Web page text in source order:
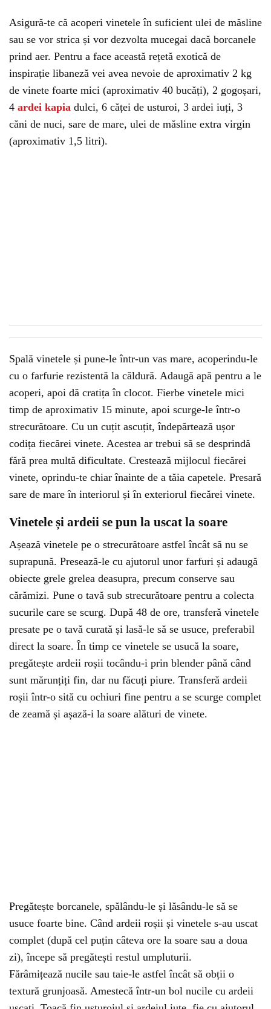
Asigură-te că acoperi vinetele în suficient ulei de măsline
sau se vor strica și vor dezvolta mucegai dacă borcanele
prind aer. Pentru a face această rețetă exotică de
inspirație libaneză vei avea nevoie de aproximativ 2 kg
de vinete foarte mici (aproximativ 40 bucăți), 2 gogoșari,
4 ardei kapia dulci, 6 căței de usturoi, 3 ardei iuți, 3
căni de nuci, sare de mare, ulei de măsline extra virgin
(aproximativ 1,5 litri).
Spală vinetele și pune-le într-un vas mare, acoperindu-le
cu o farfurie rezistentă la căldură. Adaugă apă pentru a le
acoperi, apoi dă cratița în clocot. Fierbe vinetele mici
timp de aproximativ 15 minute, apoi scurge-le într-o
strecurătoare. Cu un cuțit ascuțit, îndepărtează ușor
codița fiecărei vinete. Acestea ar trebui să se desprindă
fără prea multă dificultate. Crestează mijlocul fiecărei
vinete, oprindu-te chiar înainte de a tăia capetele. Presară
sare de mare în interiorul și în exteriorul fiecărei vinete.
Vinetele și ardeii se pun la uscat la soare
Așează vinetele pe o strecurătoare astfel încât să nu se
suprapună. Presează-le cu ajutorul unor farfuri și adaugă
obiecte grele grelea deasupra, precum conserve sau
cărămizi. Pune o tavă sub strecurătoare pentru a colecta
sucurile care se scurg. După 48 de ore, transferă vinetele
presate pe o tavă curată și lasă-le să se usuce, preferabil
direct la soare. În timp ce vinetele se usucă la soare,
pregătește ardeii roșii tocându-i prin blender până când
sunt mărunțiți fin, dar nu făcuți piure. Transferă ardeii
roșii într-o sită cu ochiuri fine pentru a se scurge complet
de zeamă și așază-i la soare alături de vinete.
Pregătește borcanele, spălându-le și lăsându-le să se
usuce foarte bine. Când ardeii roșii și vinetele s-au uscat
complet (după cel puțin câteva ore la soare sau a doua
zi), începe să pregătești restul umpluturii.
Fărâmițează nucile sau taie-le astfel încât să obții o
textură grunjoasă. Amestecă într-un bol nucile cu ardeii